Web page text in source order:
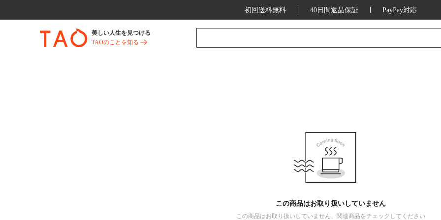
初回送料無料 40日間返品保証 PayPay対応
美しい人生を見つける
TAOのことを知る
この商品はお取り扱いしていません
この商品はお取り扱いしていません、関連商品をチェックしてください